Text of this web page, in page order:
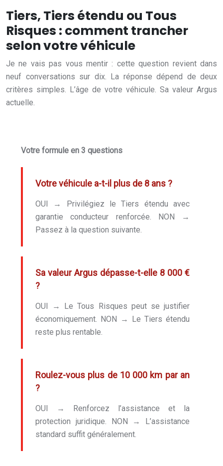
Tiers, Tiers étendu ou Tous
Risques : comment trancher
selon votre véhicule
Je ne vais pas vous mentir : cette question revient dans
neuf conversations sur dix. La réponse dépend de deux
critères simples. L’âge de votre véhicule. Sa valeur Argus
actuelle.
Votre formule en 3 questions
Votre véhicule a-t-il plus de 8 ans ?
OUI → Privilégiez le Tiers étendu avec
garantie conducteur renforcée. NON →
Passez à la question suivante.
Sa valeur Argus dépasse-t-elle 8 000 €
?
OUI → Le Tous Risques peut se justifier
économiquement. NON → Le Tiers étendu
reste plus rentable.
Roulez-vous plus de 10 000 km par an
?
OUI → Renforcez l’assistance et la
protection juridique. NON → L’assistance
standard suffit généralement.